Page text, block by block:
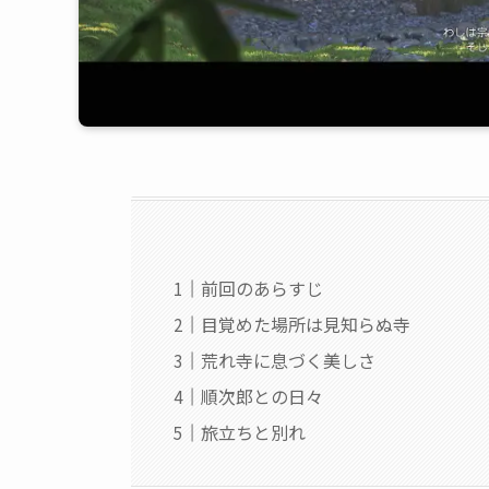
前回のあらすじ
目覚めた場所は見知らぬ寺
荒れ寺に息づく美しさ
順次郎との日々
旅立ちと別れ